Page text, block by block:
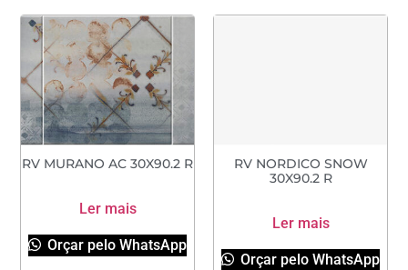
RV MURANO AC 30X90.2 R
Ler mais
Orçar pelo WhatsApp
RV NORDICO SNOW
30X90.2 R
Ler mais
Orçar pelo WhatsApp